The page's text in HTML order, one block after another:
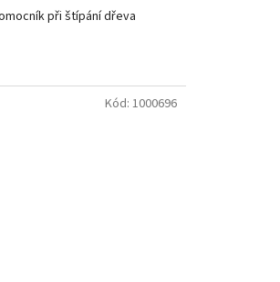
při štípání dřeva
Kód: 1000696